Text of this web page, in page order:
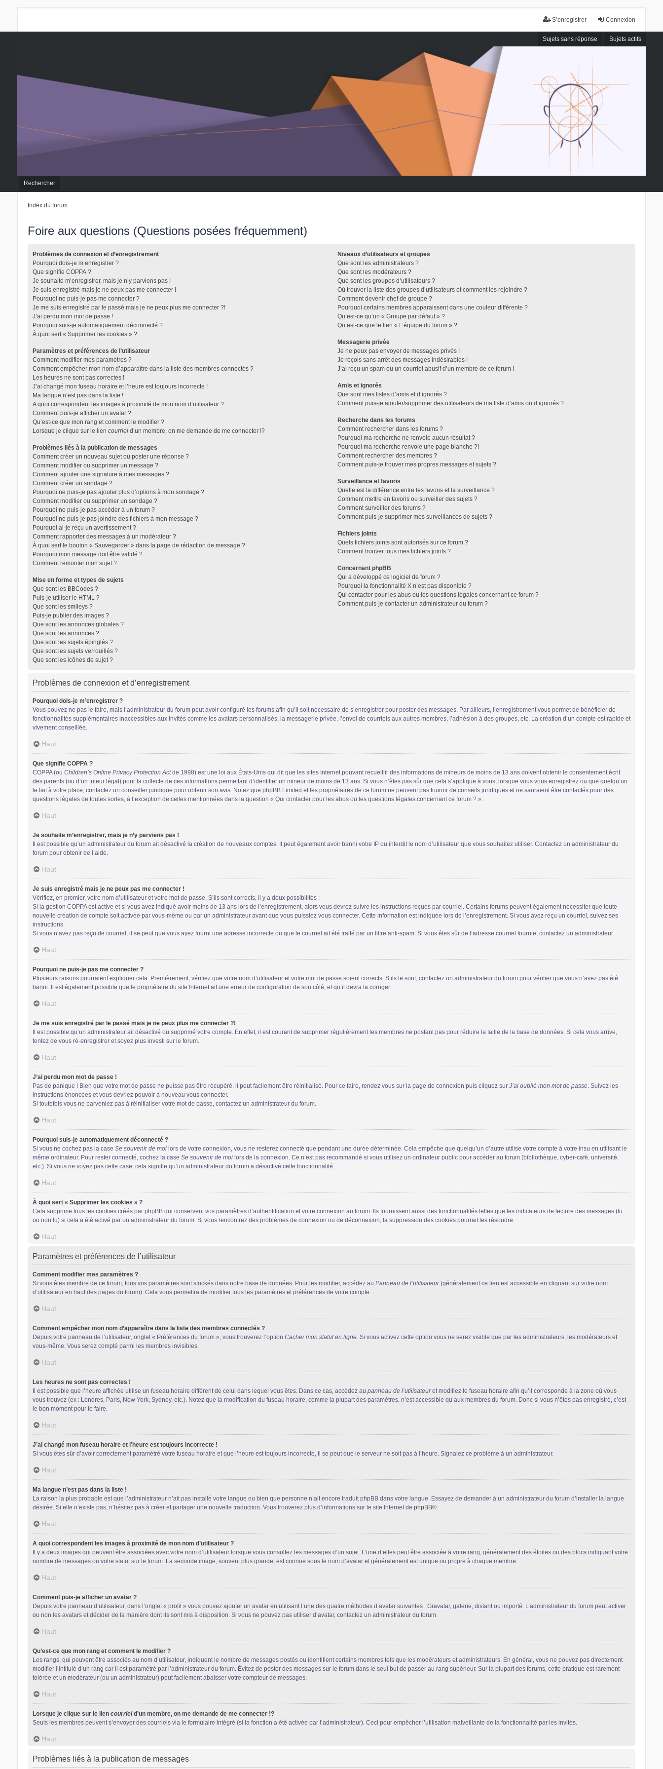
Connexion
S’enregistrer
Sujets sans réponse Sujets actifs
Trans District
Forum d'information sur les transidentités masculines FtM/FtX/Ft*
Rechercher
Index du forum
Foire aux questions (Questions posées fréquemment)
Problèmes de connexion et d’enregistrement
Pourquoi dois-je m’enregistrer ?
Que signifie COPPA ?
Je souhaite m’enregistrer, mais je n’y parviens pas !
Je suis enregistré mais je ne peux pas me connecter !
Pourquoi ne puis-je pas me connecter ?
Je me suis enregistré par le passé mais je ne peux plus me connecter ?!
J’ai perdu mon mot de passe !
Pourquoi suis-je automatiquement déconnecté ?
À quoi sert « Supprimer les cookies » ?
Paramètres et préférences de l’utilisateur
Comment modifier mes paramètres ?
Comment empêcher mon nom d’apparaître dans la liste des membres connectés ?
Les heures ne sont pas correctes !
J’ai changé mon fuseau horaire et l’heure est toujours incorrecte !
Ma langue n’est pas dans la liste !
A quoi correspondent les images à proximité de mon nom d’utilisateur ?
Comment puis-je afficher un avatar ?
Qu’est-ce que mon rang et comment le modifier ?
Lorsque je clique sur le lien courrield’un membre, on me demande de me connecter !?
Problèmes liés à la publication de messages
Comment créer un nouveau sujet ou poster une réponse ?
Comment modifier ou supprimer un message ?
Comment ajouter une signature à mes messages ?
Comment créer un sondage ?
Pourquoi ne puis-je pas ajouter plus d’options à mon sondage ?
Comment modifier ou supprimer un sondage ?
Pourquoi ne puis-je pas accéder à un forum ?
Pourquoi ne puis-je pas joindre des fichiers à mon message ?
Pourquoi ai-je reçu un avertissement ?
Comment rapporter des messages à un modérateur ?
À quoi sert le bouton « Sauvegarder » dans la page de rédaction de message ?
Pourquoi mon message doit être validé ?
Comment remonter mon sujet ?
Mise en forme et types de sujets
Que sont les BBCodes ?
Puis-je utiliser le HTML ?
Que sont les smileys ?
Puis-je publier des images ?
Que sont les annonces globales ?
Que sont les annonces ?
Que sont les sujets épinglés ?
Que sont les sujets verrouillés ?
Que sont les icônes de sujet ?
Niveaux d’utilisateurs et groupes
Que sont les administrateurs ?
Que sont les modérateurs ?
Que sont les groupes d’utilisateurs ?
Où trouver la liste des groupes d’utilisateurs et comment les rejoindre ?
Comment devenir chef de groupe ?
Pourquoi certains membres apparaissent dans une couleur différente ?
Qu’est-ce qu’un « Groupe par défaut » ?
Qu’est-ce que le lien « L’équipe du forum » ?
Messagerie privée
Je ne peux pas envoyer de messages privés !
Je reçois sans arrêt des messages indésirables !
J’ai reçu un spam ou un courriel abusif d’un membre de ce forum !
Amis et ignorés
Que sont mes listes d’amis et d’ignorés ?
Comment puis-je ajouter/supprimer des utilisateurs de ma liste d’amis ou d’ignorés ?
Recherche dans les forums
Comment rechercher dans les forums ?
Pourquoi ma recherche ne renvoie aucun résultat ?
Pourquoi ma recherche renvoie une page blanche ?!
Comment rechercher des membres ?
Comment puis-je trouver mes propres messages et sujets ?
Surveillance et favoris
Quelle est la différence entre les favoris et la surveillance ?
Comment mettre en favoris ou surveiller des sujets ?
Comment surveiller des forums ?
Comment puis-je supprimer mes surveillances de sujets ?
Fichiers joints
Quels fichiers joints sont autorisés sur ce forum ?
Comment trouver tous mes fichiers joints ?
Concernant phpBB
Qui a développé ce logiciel de forum ?
Pourquoi la fonctionnalité X n’est pas disponible ?
Qui contacter pour les abus ou les questions légales concernant ce forum ?
Comment puis-je contacter un administrateur du forum ?
Problèmes de connexion et d’enregistrement
Pourquoi dois-je m’enregistrer ?
Vous pouvez ne pas le faire, mais l’administrateur du forum peut avoir configuré les forums afin qu’il soit nécessaire de s’enregistrer pour poster des messages. Par ailleurs, l’enregistrement vous permet de bénéficier de
fonctionnalités supplémentaires inaccessibles aux invités comme les avatars personnalisés, la messagerie privée, l’envoi de courriels aux autres membres, l’adhésion à des groupes, etc. La création d’un compte est rapide et
vivement conseillée.
Haut
Que signifie COPPA ?
COPPA (ou Children’s Online Privacy Protection Actde 1998) est une loi aux États-Unis qui dit que les sites Internet pouvant recueillir des informations de mineurs de moins de 13 ans doivent obtenir le consentement écrit
des parents (ou d’un tuteur légal) pour la collecte de ces informations permettant d’identifier un mineur de moins de 13 ans. Si vous n’êtes pas sûr que cela s’applique à vous, lorsque vous vous enregistrez ou que quelqu’un
le fait à votre place, contactez un conseiller juridique pour obtenir son avis. Notez que phpBB Limited et les propriétaires de ce forum ne peuvent pas fournir de conseils juridiques et ne sauraient être contactés pour des
questions légales de toutes sortes, à l’exception de celles mentionnées dans la question « Qui contacter pour les abus ou les questions légales concernant ce forum ? ».
Haut
Je souhaite m’enregistrer, mais je n’y parviens pas !
Il est possible qu’un administrateur du forum ait désactivé la création de nouveaux comptes. Il peut également avoir banni votre IP ou interdit le nom d’utilisateur que vous souhaitez utiliser. Contactez un administrateur du
forum pour obtenir de l’aide.
Haut
Je suis enregistré mais je ne peux pas me connecter !
Vérifiez, en premier, votre nom d’utilisateur et votre mot de passe. S’ils sont corrects, il y a deux possibilités :
Si la gestion COPPA est active et si vous avez indiqué avoir moins de 13 ans lors de l’enregistrement, alors vous devrez suivre les instructions reçues par courriel. Certains forums peuvent également nécessiter que toute
nouvelle création de compte soit activée par vous-même ou par un administrateur avant que vous puissiez vous connecter. Cette information est indiquée lors de l’enregistrement. Si vous avez reçu un courriel, suivez ses
instructions.
Si vous n’avez pas reçu de courriel, il se peut que vous ayez fourni une adresse incorrecte ou que le courriel ait été traité par un filtre anti-spam. Si vous êtes sûr de l’adresse courriel fournie, contactez un administrateur.
Haut
Pourquoi ne puis-je pas me connecter ?
Plusieurs raisons pourraient expliquer cela. Premièrement, vérifiez que votre nom d’utilisateur et votre mot de passe soient corrects. S’ils le sont, contactez un administrateur du forum pour vérifier que vous n’avez pas été
banni. Il est également possible que le propriétaire du site Internet ait une erreur de configuration de son côté, et qu’il devra la corriger.
Haut
Je me suis enregistré par le passé mais je ne peux plus me connecter ?!
Il est possible qu’un administrateur ait désactivé ou supprimé votre compte. En effet, il est courant de supprimer régulièrement les membres ne postant pas pour réduire la taille de la base de données. Si cela vous arrive,
tentez de vous ré-enregistrer et soyez plus investi sur le forum.
Haut
J’ai perdu mon mot de passe !
Pas de panique ! Bien que votre mot de passe ne puisse pas être récupéré, il peut facilement être réinitialisé. Pour ce faire, rendez vous sur la page de connexion puis cliquez sur J’ai oublié mon mot de passe. Suivez les
instructions énoncées et vous devriez pouvoir à nouveau vous connecter.
Si toutefois vous ne parveniez pas à réinitialiser votre mot de passe, contactez un administrateur du forum.
Haut
Pourquoi suis-je automatiquement déconnecté ?
Si vous ne cochez pas la case Se souvenir de moilors de votre connexion, vous ne resterez connecté que pendant une durée déterminée. Cela empêche que quelqu’un d’autre utilise votre compte à votre insu en utilisant le
même ordinateur. Pour rester connecté, cochez la case Se souvenir de moilors de la connexion. Ce n’est pas recommandé si vous utilisez un ordinateur public pour accéder au forum (bibliothèque, cyber-café, université,
etc.). Si vous ne voyez pas cette case, cela signifie qu’un administrateur du forum a désactivé cette fonctionnalité.
Haut
À quoi sert « Supprimer les cookies » ?
Cela supprime tous les cookies créés par phpBB qui conservent vos paramètres d’authentification et votre connexion au forum. Ils fournissent aussi des fonctionnalités telles que les indicateurs de lecture des messages (lu
ou non lu) si cela a été activé par un administrateur du forum. Si vous rencontrez des problèmes de connexion ou de déconnexion, la suppression des cookies pourrait les résoudre.
Haut
Paramètres et préférences de l’utilisateur
Comment modifier mes paramètres ?
Si vous êtes membre de ce forum, tous vos paramètres sont stockés dans notre base de données. Pour les modifier, accédez au Panneau de l’utilisateur(généralement ce lien est accessible en cliquant sur votre nom
d’utilisateur en haut des pages du forum). Cela vous permettra de modifier tous les paramètres et préférences de votre compte.
Haut
Comment empêcher mon nom d’apparaître dans la liste des membres connectés ?
Depuis votre panneau de l’utilisateur, onglet « Préférences du forum », vous trouverez l’option Cacher mon statut en ligne. Si vous activez cette option vous ne serez visible que par les administrateurs, les modérateurs et
vous-même. Vous serez compté parmi les membres invisibles.
Haut
Les heures ne sont pas correctes !
Il est possible que l’heure affichée utilise un fuseau horaire différent de celui dans lequel vous êtes. Dans ce cas, accédez au panneau de l’utilisateuret modifiez le fuseau horaire afin qu’il corresponde à la zone où vous
vous trouvez (ex : Londres, Paris, New York, Sydney, etc.). Notez que la modification du fuseau horaire, comme la plupart des paramètres, n’est accessible qu’aux membres du forum. Donc si vous n’êtes pas enregistré, c’est
le bon moment pour le faire.
Haut
J’ai changé mon fuseau horaire et l’heure est toujours incorrecte !
Si vous êtes sûr d’avoir correctement paramétré votre fuseau horaire et que l’heure est toujours incorrecte, il se peut que le serveur ne soit pas à l’heure. Signalez ce problème à un administrateur.
Haut
Ma langue n’est pas dans la liste !
La raison la plus probable est que l’administrateur n’ait pas installé votre langue ou bien que personne n’ait encore traduit phpBB dans votre langue. Essayez de demander à un administrateur du forum d’installer la langue
désirée. Si elle n’existe pas, n’hésitez pas à créer et partager une nouvelle traduction. Vous trouverez plus d’informations sur le site Internet de phpBB®.
Haut
A quoi correspondent les images à proximité de mon nom d’utilisateur ?
Il y a deux images qui peuvent être associées avec votre nom d’utilisateur lorsque vous consultez les messages d’un sujet. L’une d’elles peut être associée à votre rang, généralement des étoiles ou des blocs indiquant votre
nombre de messages ou votre statut sur le forum. La seconde image, souvent plus grande, est connue sous le nom d’avatar et généralement est unique ou propre à chaque membre.
Haut
Comment puis-je afficher un avatar ?
Depuis votre panneau d’utilisateur, dans l’onglet « profil » vous pouvez ajouter un avatar en utilisant l’une des quatre méthodes d’avatar suivantes : Gravatar, galerie, distant ou importé. L’administrateur du forum peut activer
ou non les avatars et décider de la manière dont ils sont mis à disposition. Si vous ne pouvez pas utiliser d’avatar, contactez un administrateur du forum.
Haut
Qu’est-ce que mon rang et comment le modifier ?
Les rangs, qui peuvent être associés au nom d’utilisateur, indiquent le nombre de messages postés ou identifient certains membres tels que les modérateurs et administrateurs. En général, vous ne pouvez pas directement
modifier l’intitulé d’un rang car il est paramétré par l’administrateur du forum. Évitez de poster des messages sur le forum dans le seul but de passer au rang supérieur. Sur la plupart des forums, cette pratique est rarement
tolérée et un modérateur (ou un administrateur) peut facilement abaisser votre compteur de messages.
Haut
Lorsque je clique sur le lien courrield’un membre, on me demande de me connecter !?
Seuls les membres peuvent s’envoyer des courriels via le formulaire intégré (si la fonction a été activée par l’administrateur). Ceci pour empêcher l’utilisation malveillante de la fonctionnalité par les invités.
Haut
Problèmes liés à la publication de messages